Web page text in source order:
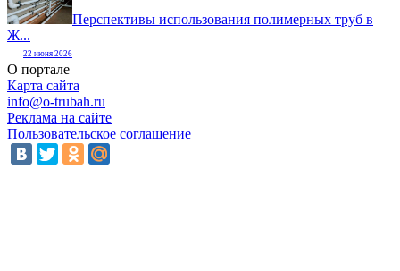
Перспективы использования полимерных труб в
Ж...
22 июня 2026
О портале
Карта сайта
info@o-trubah.ru
Реклама на сайте
Пользовательское соглашение